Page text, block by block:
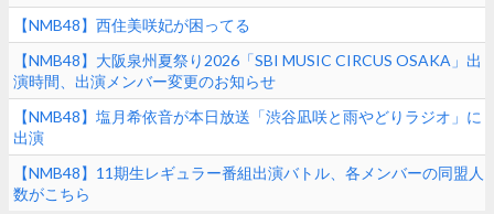
【NMB48】西住美咲妃が困ってる
【NMB48】大阪泉州夏祭り2026「SBI MUSIC CIRCUS OSAKA」出
演時間、出演メンバー変更のお知らせ
【NMB48】塩月希依音が本日放送「渋谷凪咲と雨やどりラジオ」に
出演
【NMB48】11期生レギュラー番組出演バトル、各メンバーの同盟人
数がこちら